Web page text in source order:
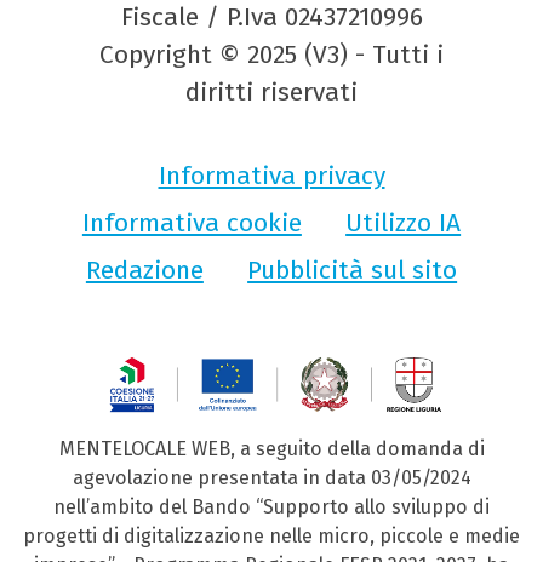
Fiscale / P.Iva 02437210996
Copyright © 2025 (V3) - Tutti i
diritti riservati
Informativa privacy
Informativa cookie
Utilizzo IA
Redazione
Pubblicità sul sito
MENTELOCALE WEB, a seguito della domanda di
agevolazione presentata in data 03/05/2024
nell’ambito del Bando “Supporto allo sviluppo di
progetti di digitalizzazione nelle micro, piccole e medie